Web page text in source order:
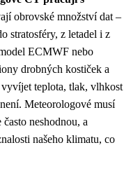
obrovské množství dat –
stratosféry, z letadel i z
ECMWF nebo
drobných kostiček a
teplota, tlak, vlhkost
Meteorologové musí
neshodnou, a
našeho klimatu, co